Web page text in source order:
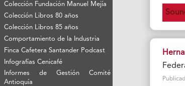
Colección Fundación Manuel Mejía
Colección Libros 80 años
Colección Libros 85 años
Comportamiento de la Industria
Finca Cafetera Santander Podcast
Infografías Cenicafé
Informes de Gestión Comité
Antioquía